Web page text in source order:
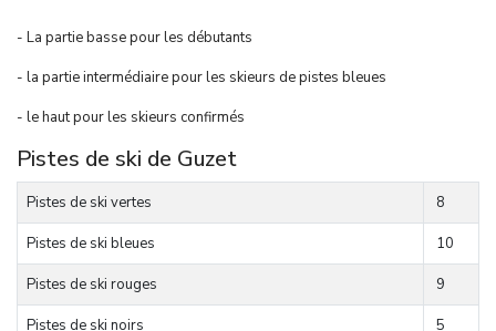
- La partie basse pour les débutants
- la partie intermédiaire pour les skieurs de pistes bleues
- le haut pour les skieurs confirmés
Pistes de ski de Guzet
Pistes de ski vertes 8
Pistes de ski bleues 10
Pistes de ski rouges 9
Pistes de ski noirs 5